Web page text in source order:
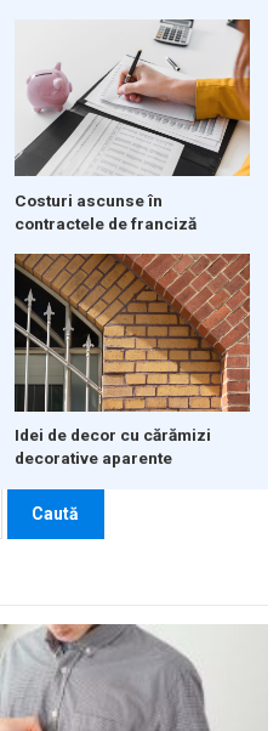
Costuri ascunse în
contractele de franciză
Idei de decor cu cărămizi
decorative aparente